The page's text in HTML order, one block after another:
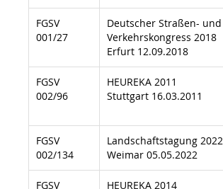
FGSV
001/27
Deutscher Straßen- und
Verkehrskongress 2018
Erfurt 12.09.2018
FGSV
002/96
HEUREKA 2011
Stuttgart 16.03.2011
FGSV
002/134
Landschaftstagung 2022
Weimar 05.05.2022
FGSV
HEUREKA 2014